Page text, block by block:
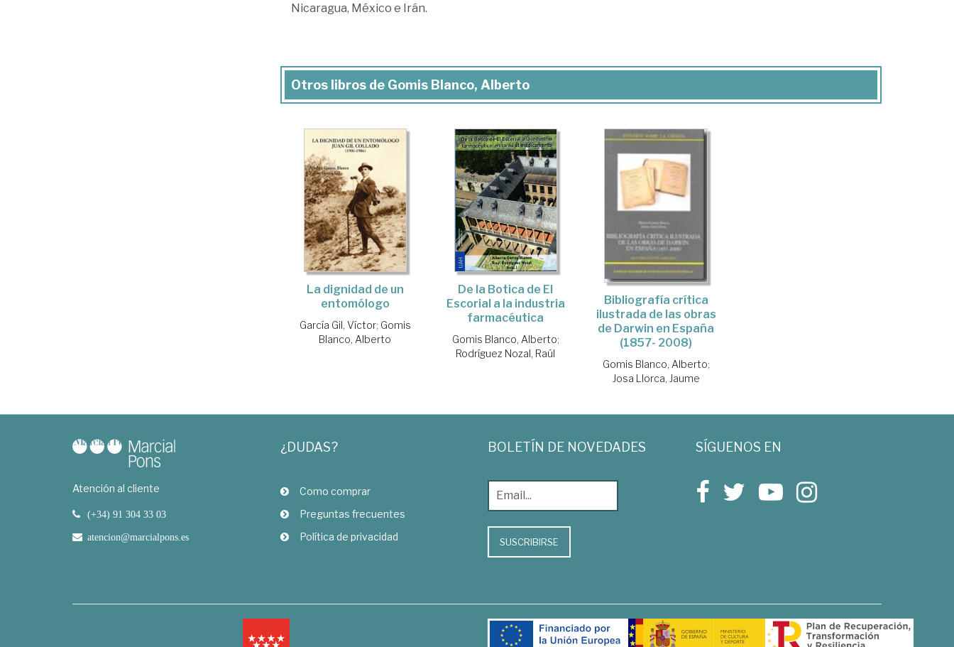
Nicaragua, México e Irán.
Otros libros de Gomis Blanco, Alberto
La dignidad de un
entomólogo
García Gil, Víctor; Gomis
Blanco, Alberto
De la Botica de El
Escorial a la industria
farmacéutica
Gomis Blanco, Alberto;
Rodríguez Nozal, Raúl
Bibliografía crítica
ilustrada de las obras
de Darwin en España
(1857- 2008)
Gomis Blanco, Alberto;
Josa Llorca, Jaume
Atención al cliente
(+34) 91 304 33 03
atencion@marcialpons.es
¿DUDAS?
Como comprar
Preguntas frecuentes
Política de privacidad
BOLETÍN DE NOVEDADES
SUSCRIBIRSE
SÍGUENOS EN